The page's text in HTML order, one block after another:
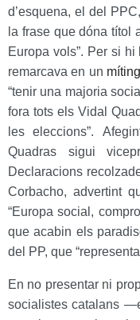
d’esquena, el del
la frase que dóna títol
Europa vols”. Per si
remarcava en un
“tenir una majoria
fora tots els Vidal
les eleccions”.
Quadras sigui
Declaracions
Corbacho, advertint
“Europa social,
que acabin els
del PP, que
En no presentar ni
socialistes catalans